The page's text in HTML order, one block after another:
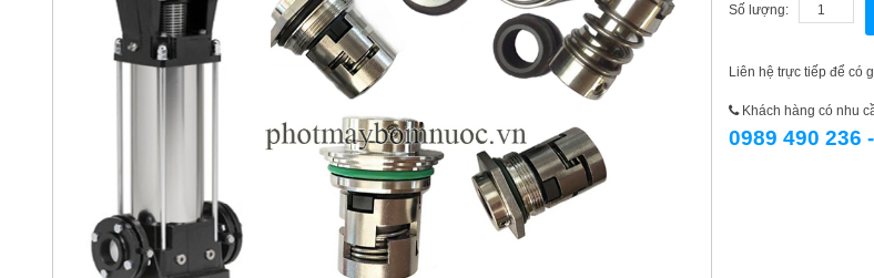
Số lượng:
Liên hệ trực tiếp để có
Khách hàng có nhu
0989 490 236